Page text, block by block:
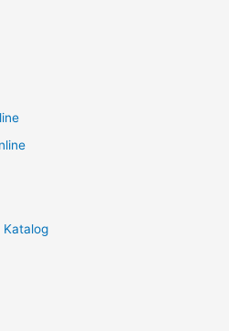
Katalog